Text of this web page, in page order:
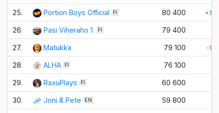
25. Portion Boys Official FI 80 400
26. Pasi Viheraho 1. FI 79 400
27. Matukka 79 100 -
28. ALHA FI 76 100
29. RaxuPlays FI 60 600
30. Joni & Pete EN 59 800